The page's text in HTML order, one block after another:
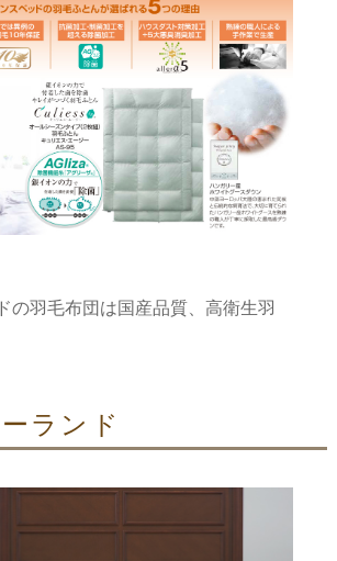
の羽毛布団は国産品質、高衛生羽
ランド